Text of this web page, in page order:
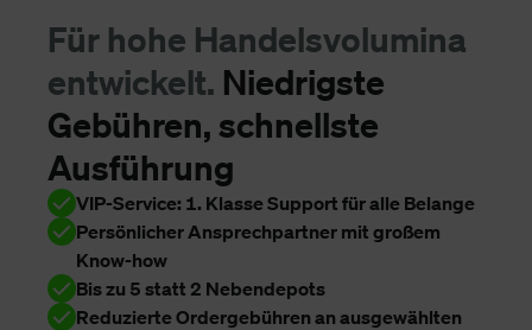
Für hohe Handelsvolumina
entwickelt. Niedrigste
Gebühren, schnellste
Ausführung
VIP-Service: 1. Klasse Support für alle Belange
Persönlicher Ansprechpartner mit großem
Know-how
Bis zu 5 statt 2 Nebendepots
Reduzierte Ordergebühren an ausgewählten